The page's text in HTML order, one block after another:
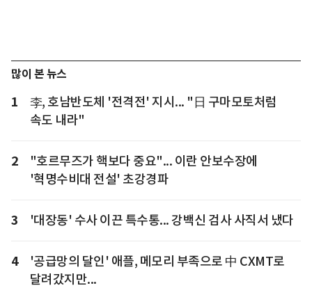
많이 본 뉴스
1
李, 호남반도체 '전격전' 지시... "日 구마모토처럼
속도 내라"
2
"호르무즈가 핵보다 중요"... 이란 안보수장에
'혁명수비대 전설' 초강경파
3 '대장동' 수사 이끈 특수통... 강백신 검사 사직서 냈다
4
'공급망의 달인' 애플, 메모리 부족으로 中 CXMT로
달려갔지만...